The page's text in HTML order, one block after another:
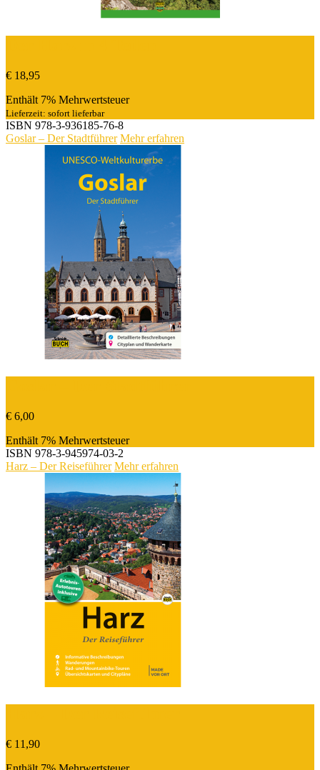
€ 18,95
Enthält 7% Mehrwertsteuer
Lieferzeit: sofort lieferbar
ISBN 978-3-936185-76-8
Goslar – Der Stadtführer Mehr erfahren
€ 6,00
Enthält 7% Mehrwertsteuer
ISBN 978-3-945974-03-2
Harz – Der Reiseführer Mehr erfahren
€ 11,90